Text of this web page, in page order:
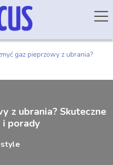
gaz pieprzowy z ubrania?
z ubrania? Skuteczne
porady